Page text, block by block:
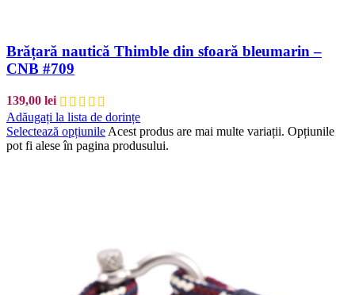
Brățară nautică Thimble din sfoară bleumarin –
CNB #709
139,00 lei
Adăugați la lista de dorințe
Selectează opțiunile Acest produs are mai multe variații. Opțiunile
pot fi alese în pagina produsului.